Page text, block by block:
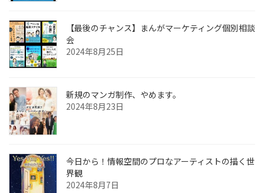
【最後のチャンス】まんがマーケティング個別相談
会
2024年8月25日
新規のマンガ制作、やめます。
2024年8月23日
今日から！情報空間のプロなアーティストの描く世
界観
2024年8月7日